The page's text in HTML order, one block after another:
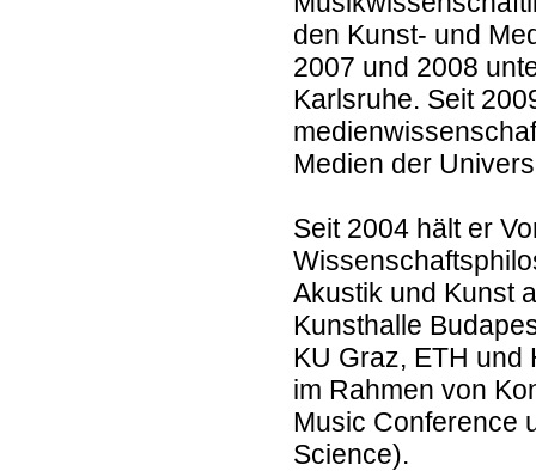
den Kunst- und
2007 und 2008
Karlsruhe. Seit
Medien der
Seit 2004 hält er
Akustik und Kunst
Kunsthalle
KU Graz, ETH und
im Rahmen von
Music Conference
Science).